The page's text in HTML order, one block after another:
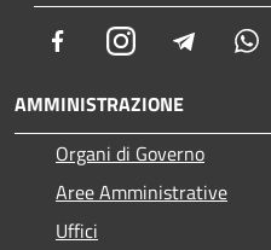
FacebookInstagram Telegram
AMMINISTRAZIONE
Organi di Governo
Aree Amministrative
Uffici